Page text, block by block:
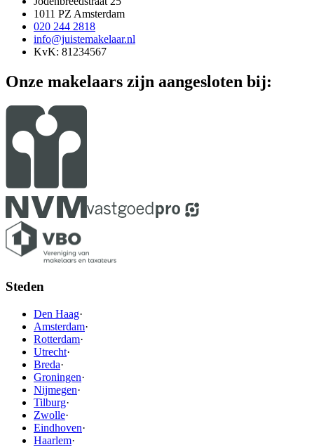
1011 PZ Amsterdam
020 244 2818
info@juistemakelaar.nl
KvK: 81234567
Onze makelaars zijn aangesloten bij:
Steden
Den Haag·
Amsterdam·
Rotterdam·
Utrecht·
Breda·
Groningen·
Nijmegen·
Tilburg·
Zwolle·
Eindhoven·
Haarlem·